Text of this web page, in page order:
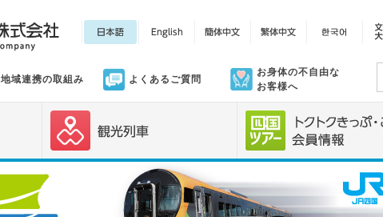
地域連携の取組み よくあるご質問
お身体の不自由な
お客様へ